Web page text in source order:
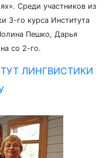
Среди участников из
3-го курса Института
Пешко, Дарья
со 2-го.
ЛИНГВИСТИКИ